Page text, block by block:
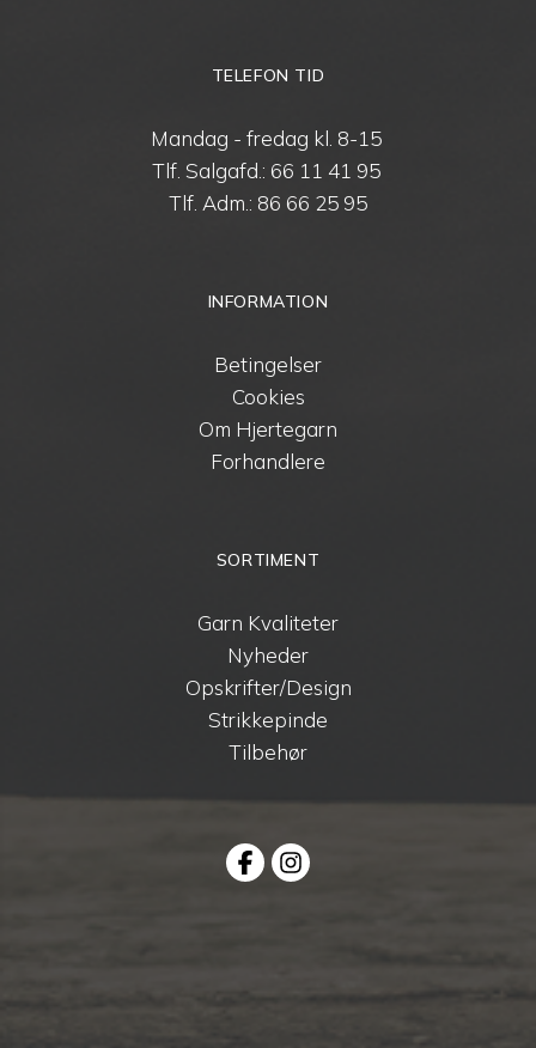
TELEFON TID
Mandag - fredag kl. 8-15
Tlf. Salgafd.: 66 11 41 95
Tlf. Adm.: 86 66 25 95
INFORMATION
Betingelser
Cookies
Om Hjertegarn
Forhandlere
SORTIMENT
Garn Kvaliteter
Nyheder
Opskrifter/Design
Strikkepinde
Tilbehør